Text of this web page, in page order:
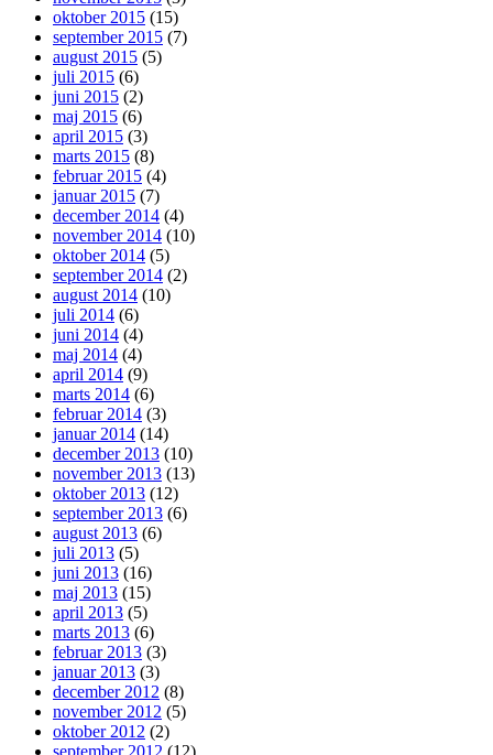
oktober 2015 (15)
september 2015 (7)
august 2015 (5)
juli 2015 (6)
juni 2015 (2)
maj 2015 (6)
april 2015 (3)
marts 2015 (8)
februar 2015 (4)
januar 2015 (7)
december 2014 (4)
november 2014 (10)
oktober 2014 (5)
september 2014 (2)
august 2014 (10)
juli 2014 (6)
juni 2014 (4)
maj 2014 (4)
april 2014 (9)
marts 2014 (6)
februar 2014 (3)
januar 2014 (14)
december 2013 (10)
november 2013 (13)
oktober 2013 (12)
september 2013 (6)
august 2013 (6)
juli 2013 (5)
juni 2013 (16)
maj 2013 (15)
april 2013 (5)
marts 2013 (6)
februar 2013 (3)
januar 2013 (3)
december 2012 (8)
november 2012 (5)
oktober 2012 (2)
september 2012 (12)